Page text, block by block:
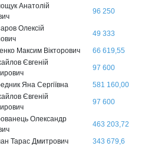
Анатолій
96 250
Олексій
49 333
Максим Вікторович 66 619,55
Євгеній
97 600
Яна Сергіївна
581 160,00
Євгеній
97 600
Олександр
463 203,72
Тарас Дмитрович
343 679,6